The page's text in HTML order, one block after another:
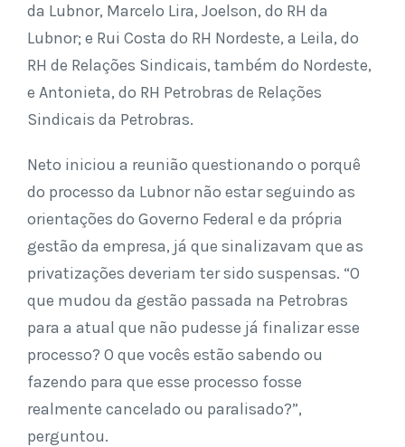
da Lubnor, Marcelo Lira, Joelson, do RH da
Lubnor; e Rui Costa do RH Nordeste, a Leila, do
RH de Relações Sindicais, também do Nordeste,
e Antonieta, do RH Petrobras de Relações
Sindicais da Petrobras.
Neto iniciou a reunião questionando o porquê
do processo da Lubnor não estar seguindo as
orientações do Governo Federal e da própria
gestão da empresa, já que sinalizavam que as
privatizações deveriam ter sido suspensas. “O
que mudou da gestão passada na Petrobras
para a atual que não pudesse já finalizar esse
processo? O que vocês estão sabendo ou
fazendo para que esse processo fosse
realmente cancelado ou paralisado?”,
perguntou.